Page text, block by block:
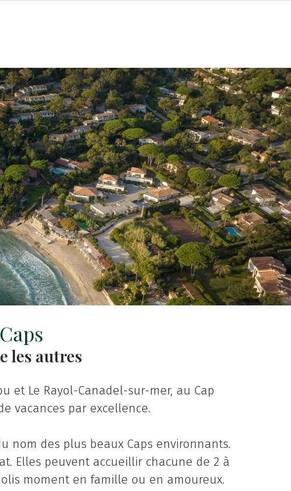
les autres
et Le Rayol-Canadel-sur-mer, au Cap
vacances par excellence.
nom des plus beaux Caps environnants.
Elles peuvent accueillir chacune de 2 à
moment en famille ou en amoureux.